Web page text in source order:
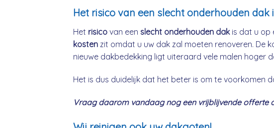
Het risico van een slecht onderhouden dak
Het risico van een slecht onderhouden dakis dat u op
kosten zit omdat u uw dak zal moeten renoveren. De
nieuwe dakbedekking ligt uiteraard vele malen hoger
Het is dus duidelijk dat het beter is om te voorkomen
Vraag daarom vandaag nog een vrijblijvende offerte